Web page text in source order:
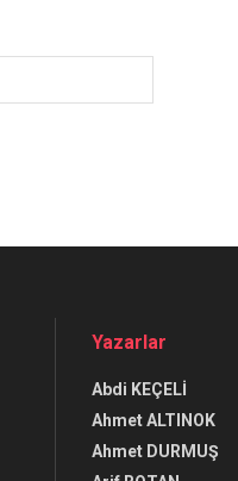
Yazarlar
Abdi KEÇELİ
Ahmet ALTINOK
Ahmet DURMUŞ